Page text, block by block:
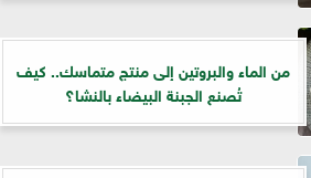
من الماء والبروتين إلى منتج متماسك.. كيف
تُصنع الجبنة البيضاء بالنشا؟